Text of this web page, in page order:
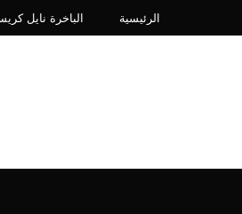
إلى
الرئيسية الباخرة نايل